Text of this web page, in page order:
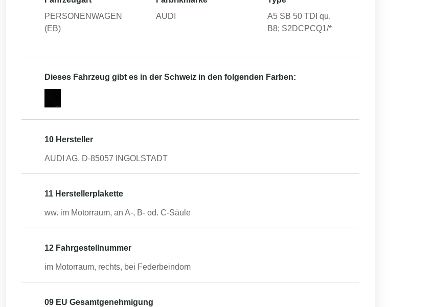
PERSONENWAGEN
(EB)
AUDI
A5 SB 50 TDI qu.
B8; S2DCPCQ1/*
Dieses Fahrzeug gibt es in der Schweiz in den folgenden Farben:
10 Hersteller
AUDI AG, D-85057 INGOLSTADT
11 Herstellerplakette
ww. im Motorraum, an A-, B- od. C-Säule
12 Fahrgestellnummer
im Motorraum, rechts, bei Federbeindom
09 EU Gesamtgenehmigung